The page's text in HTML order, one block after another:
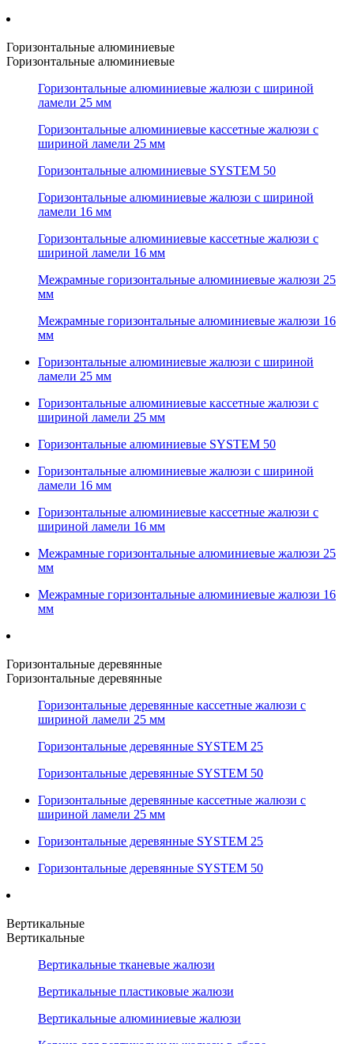
Горизонтальные алюминиевые
Горизонтальные алюминиевые
Горизонтальные алюминиевые жалюзи с шириной
ламели 25 мм
Горизонтальные алюминиевые кассетные жалюзи с
шириной ламели 25 мм
Горизонтальные алюминиевые SYSTEM 50
Горизонтальные алюминиевые жалюзи с шириной
ламели 16 мм
Горизонтальные алюминиевые кассетные жалюзи с
шириной ламели 16 мм
Межрамные горизонтальные алюминиевые жалюзи 25
мм
Межрамные горизонтальные алюминиевые жалюзи 16
мм
Горизонтальные алюминиевые жалюзи с шириной
ламели 25 мм
Горизонтальные алюминиевые кассетные жалюзи с
шириной ламели 25 мм
Горизонтальные алюминиевые SYSTEM 50
Горизонтальные алюминиевые жалюзи с шириной
ламели 16 мм
Горизонтальные алюминиевые кассетные жалюзи с
шириной ламели 16 мм
Межрамные горизонтальные алюминиевые жалюзи 25
мм
Межрамные горизонтальные алюминиевые жалюзи 16
мм
Горизонтальные деревянные
Горизонтальные деревянные
Горизонтальные деревянные кассетные жалюзи с
шириной ламели 25 мм
Горизонтальные деревянные SYSTEM 25
Горизонтальные деревянные SYSTEM 50
Горизонтальные деревянные кассетные жалюзи с
шириной ламели 25 мм
Горизонтальные деревянные SYSTEM 25
Горизонтальные деревянные SYSTEM 50
Вертикальные
Вертикальные
Вертикальные тканевые жалюзи
Вертикальные пластиковые жалюзи
Вертикальные алюминиевые жалюзи